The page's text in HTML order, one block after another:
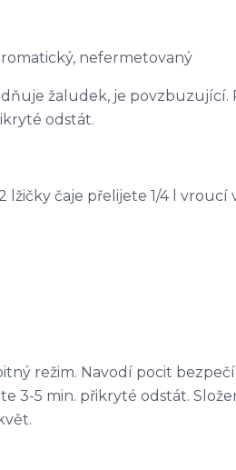
nefermetovaný
žaludek, je povzbuzující.
odstát.
lžičky čaje přelijete 1/4 l
režim. Navodí pocit
3-5 min. přikryté odstát.